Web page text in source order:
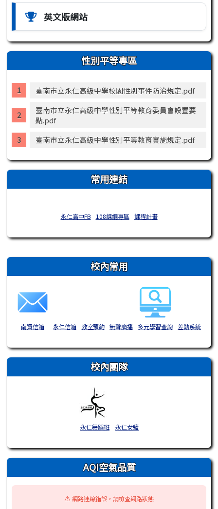
英文版網站
性別平等專區
臺南市立永仁高級中學校園性別事件防治規定.pdf
臺南市立永仁高級中學性別平等教育委員會設置要
點.pdf
臺南市立永仁高級中學性別平等教育實施規定.pdf
常用連結
永仁高中FB 108課綱專區 課程計畫
右邊區域內容 校內常用
南資信箱 永仁信箱 教室預約 無聲廣播 多元學習查詢 差勤系統
校內團隊
永仁舞蹈班 永仁女籃
AQI空氣品質
⚠️ 網路連線錯誤，請檢查網路狀態